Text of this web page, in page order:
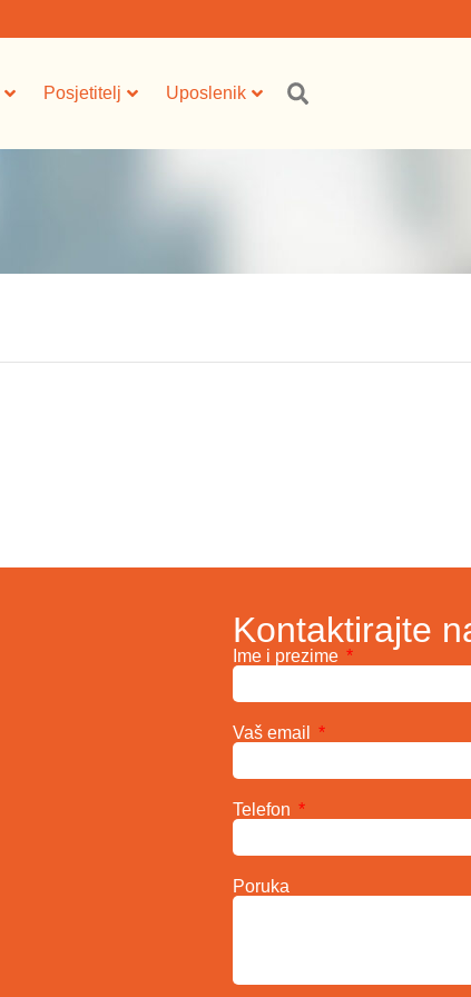
Posjetitelj Uposlenik
Kontaktirajte
Ime i prezime
Vaš email
Telefon
Poruka